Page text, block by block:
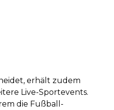
erhält zudem
Live-Sportevents.
die Fußball-